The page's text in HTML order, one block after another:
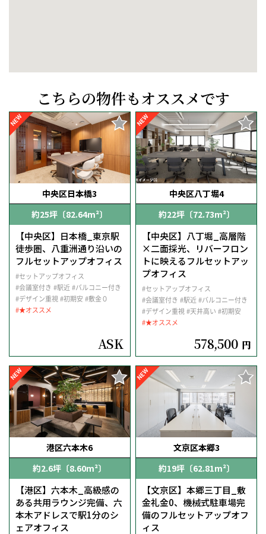
こちらの物件もオススメです
NEW
中央区日本橋3
約25坪〔82.64m²〕
【中央区】日本橋_東京駅
徒歩圏、八重洲通り沿いの
フルセットアップオフィス
#セットアップオフィス
#会議室付き #駅近 #バルコニー付き
#デザイン重視#初期安 #敷金０
#★オススメ
ASK
NEW
中央区八丁堀4
約22坪〔72.73m²〕
【中央区】八丁堀_高層階
×二面採光、リバーフロン
トに映えるフルセットアッ
プオフィス
#セットアップオフィス
#会議室付き #駅近 #バルコニー付き
#デザイン重視#天井高い #初期安
#★オススメ
578,500 円
NEW
港区六本木6
約2.6坪〔8.60m²〕
【港区】六本木_高級感の
ある共用ラウンジ完備、六
本木アドレスで駅1分のシ
ェアオフィス
NEW
文京区本郷3
約19坪〔62.81m²〕
【文京区】本郷三丁目_敷
金礼金0、機械式駐車場完
備のフルセットアップオフ
ィス